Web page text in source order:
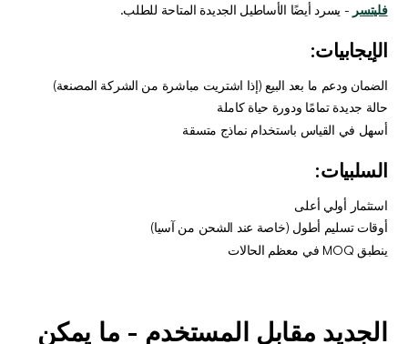
فليتسر - يسرد أيضًا الأساطيل الجديدة المتاحة للطلب.
الإيجابيات:
الضمان ودعم ما بعد البيع (إذا اشتريت مباشرة من الشركة المصنعة)
حالة جديدة تمامًا ودورة حياة كاملة
أسهل في القياس باستخدام نماذج متسقة
السلبيات:
استثمار أولي أعلى
أوقات تسليم أطول (خاصة عند الشحن من آسيا)
ينطبق MOQ في معظم الحالات